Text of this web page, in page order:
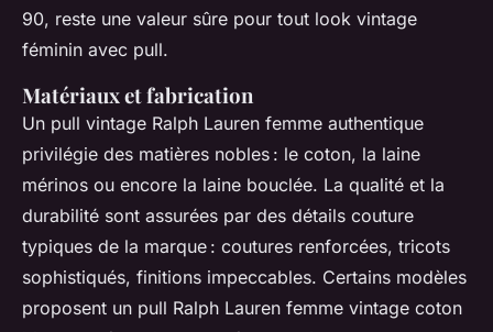
90, reste une valeur sûre pour tout look vintage
féminin avec pull.
Matériaux et fabrication
Un pull vintage Ralph Lauren femme authentique
privilégie des matières nobles : le coton, la laine
mérinos ou encore la laine bouclée. La qualité et la
durabilité sont assurées par des détails couture
typiques de la marque : coutures renforcées, tricots
sophistiqués, finitions impeccables. Certains modèles
proposent un pull Ralph Lauren femme vintage coton